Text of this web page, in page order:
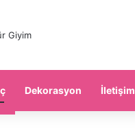
Dekorasyon İletişim